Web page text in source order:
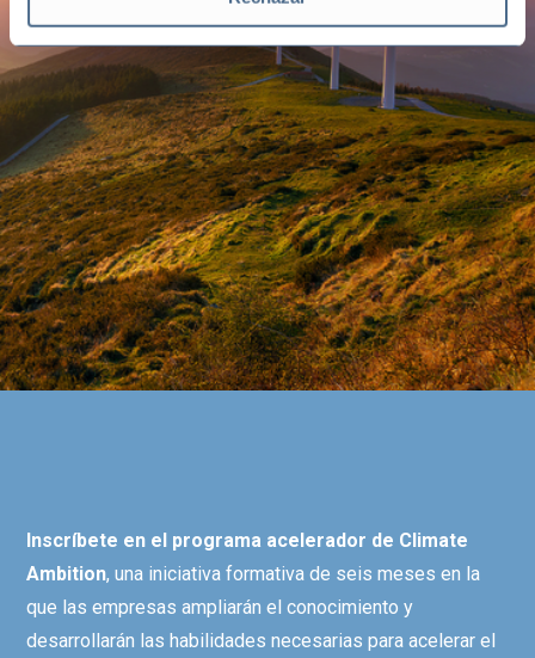
Inscríbete en el programa acelerador de Climate
Ambition, una iniciativa formativa de seis meses en la
que las empresas ampliarán el conocimiento y
desarrollarán las habilidades necesarias para acelerar el